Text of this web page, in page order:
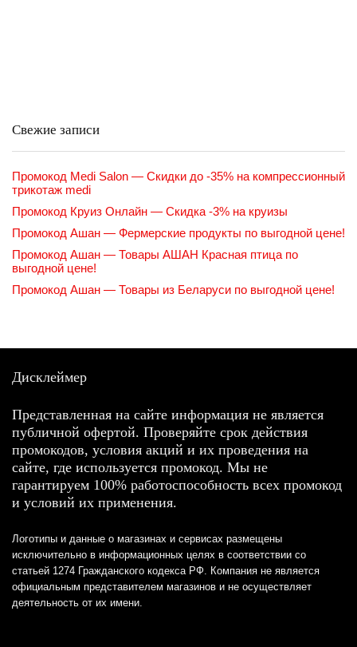
Свежие записи
Промокод Medi Salon — Скидки до -35% на компрессионный
трикотаж medi
Промокод Круиз Онлайн — Скидка -3% на круизы
Промокод Ашан — Фермерские продукты по выгодной цене!
Промокод Ашан — Товары АШАН Красная птица по
выгодной цене!
Промокод Ашан — Товары из Беларуси по выгодной цене!
Дисклеймер
Представленная на сайте информация не является
публичной офертой. Проверяйте срок действия
промокодов, условия акций и их проведения на
сайте, где используется промокод. Мы не
гарантируем 100% работоспособность всех промокод
и условий их применения.
Логотипы и данные о магазинах и сервисах размещены
исключительно в информационных целях в соответствии со
статьей 1274 Гражданского кодекса РФ. Компания не является
официальным представителем магазинов и не осуществляет
деятельность от их имени.